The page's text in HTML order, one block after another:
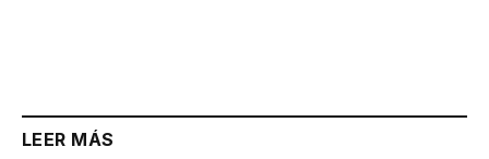
LEER MÁS